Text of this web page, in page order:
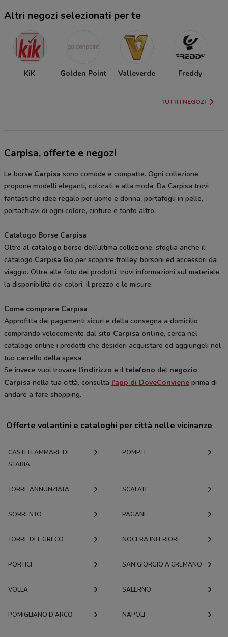
Altri negozi selezionati per te
KiK Golden Point Valleverde Freddy
TUTTI I NEGOZI
Carpisa, offerte e negozi
Le borse Carpisa sono comode e compatte. Ogni collezione
propone modelli eleganti, colorati e alla moda. Da Carpisa trovi
fantastiche idee regalo per uomo e donna, portafogli in pelle,
portachiavi di ogni colore, cinture e tanto altro.
Catalogo Borse Carpisa
Oltre al catalogo borse dell’ultima collezione, sfoglia anche il
catalogo Carpisa Go per scoprire trolley, borsoni ed accessori da
viaggio. Oltre alle foto dei prodotti, trovi informazioni sul materiale,
la disponibilità dei colori, il prezzo e le misure.
Come comprare Carpisa
Approfitta dei pagamenti sicuri e della consegna a domicilio
comprando velocemente dal sito Carpisa online, cerca nel
catalogo online i prodotti che desideri acquistare ed aggiungeli nel
tuo carrello della spesa.
Se invece vuoi trovare l’indirizzo e iltelefono del negozio
Carpisa nella tua città, consulta l'app di DoveConviene prima di
andare a fare shopping.
Offerte volantini e cataloghi per città nelle vicinanze
CASTELLAMMARE DI
STABIA
POMPEI
TORRE ANNUNZIATA SCAFATI
SORRENTO PAGANI
TORRE DEL GRECO NOCERA INFERIORE
PORTICI SAN GIORGIO A CREMANO
VOLLA SALERNO
POMIGLIANO D'ARCO NAPOLI